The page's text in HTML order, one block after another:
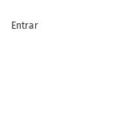
Entrar